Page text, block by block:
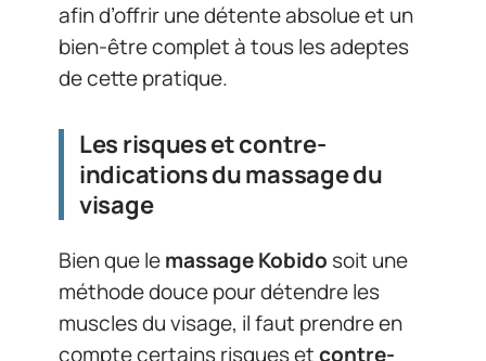
afin d’offrir une détente absolue et un
bien-être complet à tous les adeptes
de cette pratique.
Les risques et contre-
indications du massage du
visage
Bien que lemassage Kobido soit une
méthode douce pour détendre les
muscles du visage, il faut prendre en
compte certains risques etcontre-